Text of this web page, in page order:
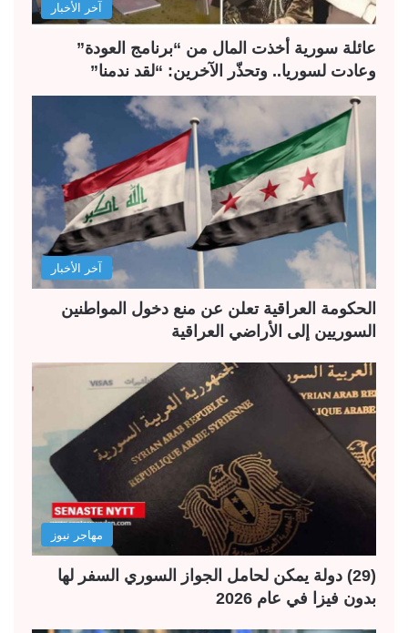
آخر الأخبار
عائلة سورية أخذت المال من “برنامج العودة”
وعادت لسوريا.. وتحذّر الآخرين: “لقد ندمنا”
آخر الأخبار
الحكومة العراقية تعلن عن منع دخول المواطنين
السوريين إلى الأراضي العراقية
مهاجر نيوز
(29) دولة يمكن لحامل الجواز السوري السفر لها
بدون فيزا في عام 2026